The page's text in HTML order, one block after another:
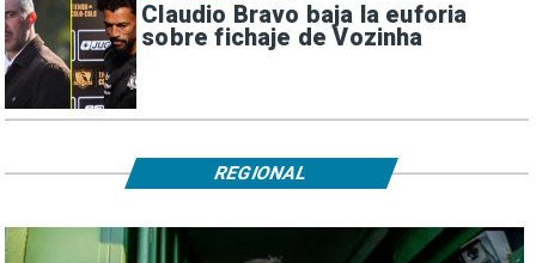
Claudio Bravo baja la euforia
sobre fichaje de Vozinha
REGIONAL